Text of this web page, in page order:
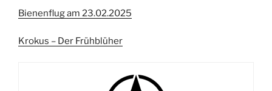
Bienenflug am 23.02.2025
Krokus – Der Frühblüher